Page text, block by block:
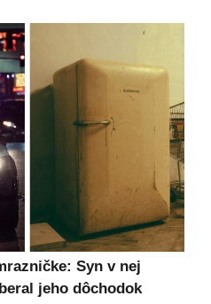
Syn v nej
jeho dôchodok